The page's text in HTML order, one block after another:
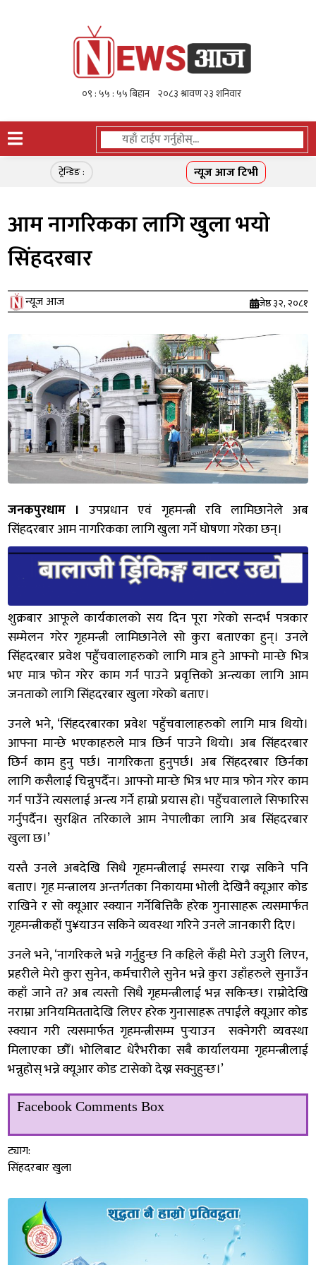
ट्रेन्डिङ : न्यूज आज टिभी
आम नागरिकका लागि खुला भयाे
सिंहदरबार
न्यूज आज जेष्ठ ३२, २०८१
जनकपुरधाम । उपप्रधान एवं गृहमन्त्री रवि लामिछानेले अब
सिंहदरबार आम नागरिकका लागि खुला गर्ने घोषणा गरेका छन्।
शुक्रबार आफूले कार्यकालको सय दिन पूरा गरेको सन्दर्भ पत्रकार
सम्मेलन गरेर गृहमन्त्री लामिछानेले सो कुरा बताएका हुन्। उनले
सिंहदरबार प्रवेश पहुँचवालाहरुको लागि मात्र हुने आफ्नो मान्छे भित्र
भए मात्र फोन गरेर काम गर्न पाउने प्रवृत्तिको अन्त्यका लागि आम
जनताको लागि सिंहदरबार खुला गरेको बताए।
उनले भने, ‘सिंहदरबारका प्रवेश पहुँचवालाहरुको लागि मात्र थियो।
आफ्ना मान्छे भएकाहरुले मात्र छिर्न पाउने थियो। अब सिंहदरबार
छिर्न काम हुनु पर्छ। नागरिकता हुनुपर्छ। अब सिंहदरबार छिर्नका
लागि कसैलाई चिन्नुपर्दैन। आफ्नो मान्छे भित्र भए मात्र फोन गरेर काम
गर्न पाउँने त्यसलाई अन्त्य गर्ने हाम्रो प्रयास हो। पहुँचवालाले सिफारिस
गर्नुपर्दैन। सुरक्षित तरिकाले आम नेपालीका लागि अब सिंहदरबार
खुला छ।’
यस्तै उनले अबदेखि सिधै गृहमन्त्रीलाई समस्या राख्न सकिने पनि
बताए। गृह मन्त्रालय अन्तर्गतका निकायमा भोली देखिनै क्यूआर कोड
राखिने र सो क्यूआर स्क्यान गर्नेबित्तिकै हरेक गुनासाहरू त्यसमार्फत
गृहमन्त्रीकहाँ पु¥याउन सकिने व्यवस्था गरिने उनले जानकारी दिए।
उनले भने, ‘नागरिकले भन्ने गर्नुहुन्छ नि कहिले कँही मेरो उजुरी लिएन,
प्रहरीले मेरो कुरा सुनेन, कर्मचारीले सुनेन भन्ने कुरा उहाँहरुले सुनाउँन
कहाँ जाने त? अब त्यस्तो सिधै गृहमन्त्रीलाई भन्न सकिन्छ। राम्रोदेखि
नराम्रा अनियमिततादेखि लिएर हरेक गुनासाहरू तपाईंले क्यूआर कोड
स्क्यान गरी त्यसमार्फत गृहमन्त्रीसम्म पुर्‍याउन सक्नेगरी व्यवस्था
मिलाएका छौँ। भोलिबाट धेरैभरीका सबै कार्यालयमा गृहमन्त्रीलाई
भन्नुहोस् भन्ने क्यूआर कोड टासेको देख्न सक्नुहुन्छ।’
Facebook Comments Box
ट्याग:
सिंहदरबार खुला